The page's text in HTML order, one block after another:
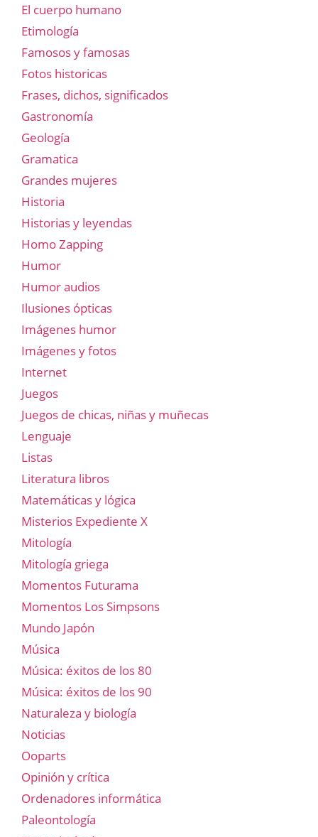
El cuerpo humano
Etimología
Famosos y famosas
Fotos historicas
Frases, dichos, significados
Gastronomía
Geología
Gramatica
Grandes mujeres
Historia
Historias y leyendas
Homo Zapping
Humor
Humor audios
Ilusiones ópticas
Imágenes humor
Imágenes y fotos
Internet
Juegos
Juegos de chicas, niñas y muñecas
Lenguaje
Listas
Literatura libros
Matemáticas y lógica
Misterios Expediente X
Mitología
Mitología griega
Momentos Futurama
Momentos Los Simpsons
Mundo Japón
Música
Música: éxitos de los 80
Música: éxitos de los 90
Naturaleza y biología
Noticias
Ooparts
Opinión y crítica
Ordenadores informática
Paleontología